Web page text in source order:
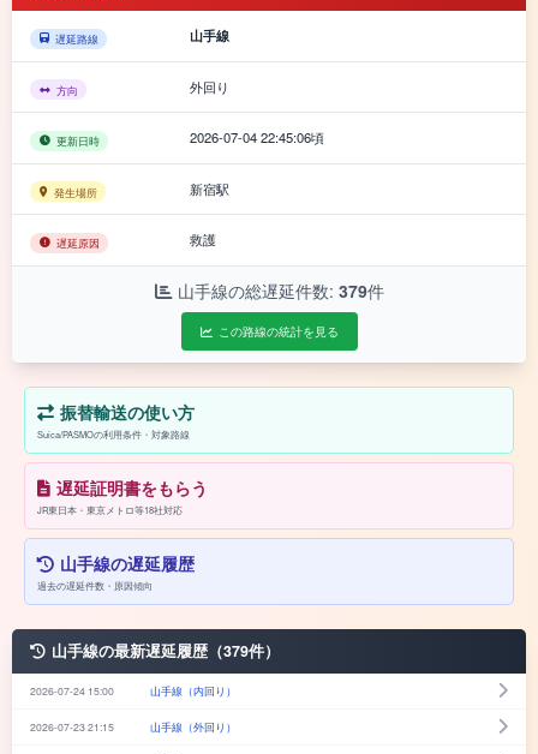
遅延路線 山手線
方向 外回り
更新日時 2026-07-04 22:45:06頃
発生場所 新宿駅
遅延原因 救護
山手線の総遅延件数: 379件
この路線の統計を見る
振替輸送の使い方
Suica/PASMOの利用条件・対象路線
遅延証明書をもらう
JR東日本・東京メトロ等18社対応
山手線の遅延履歴
過去の遅延件数・原因傾向
山手線の最新遅延履歴（379件）
2026-07-24 15:00 山手線（内回り）
2026-07-23 21:15 山手線（外回り）